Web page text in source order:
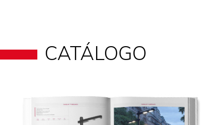
CATÁLOGO